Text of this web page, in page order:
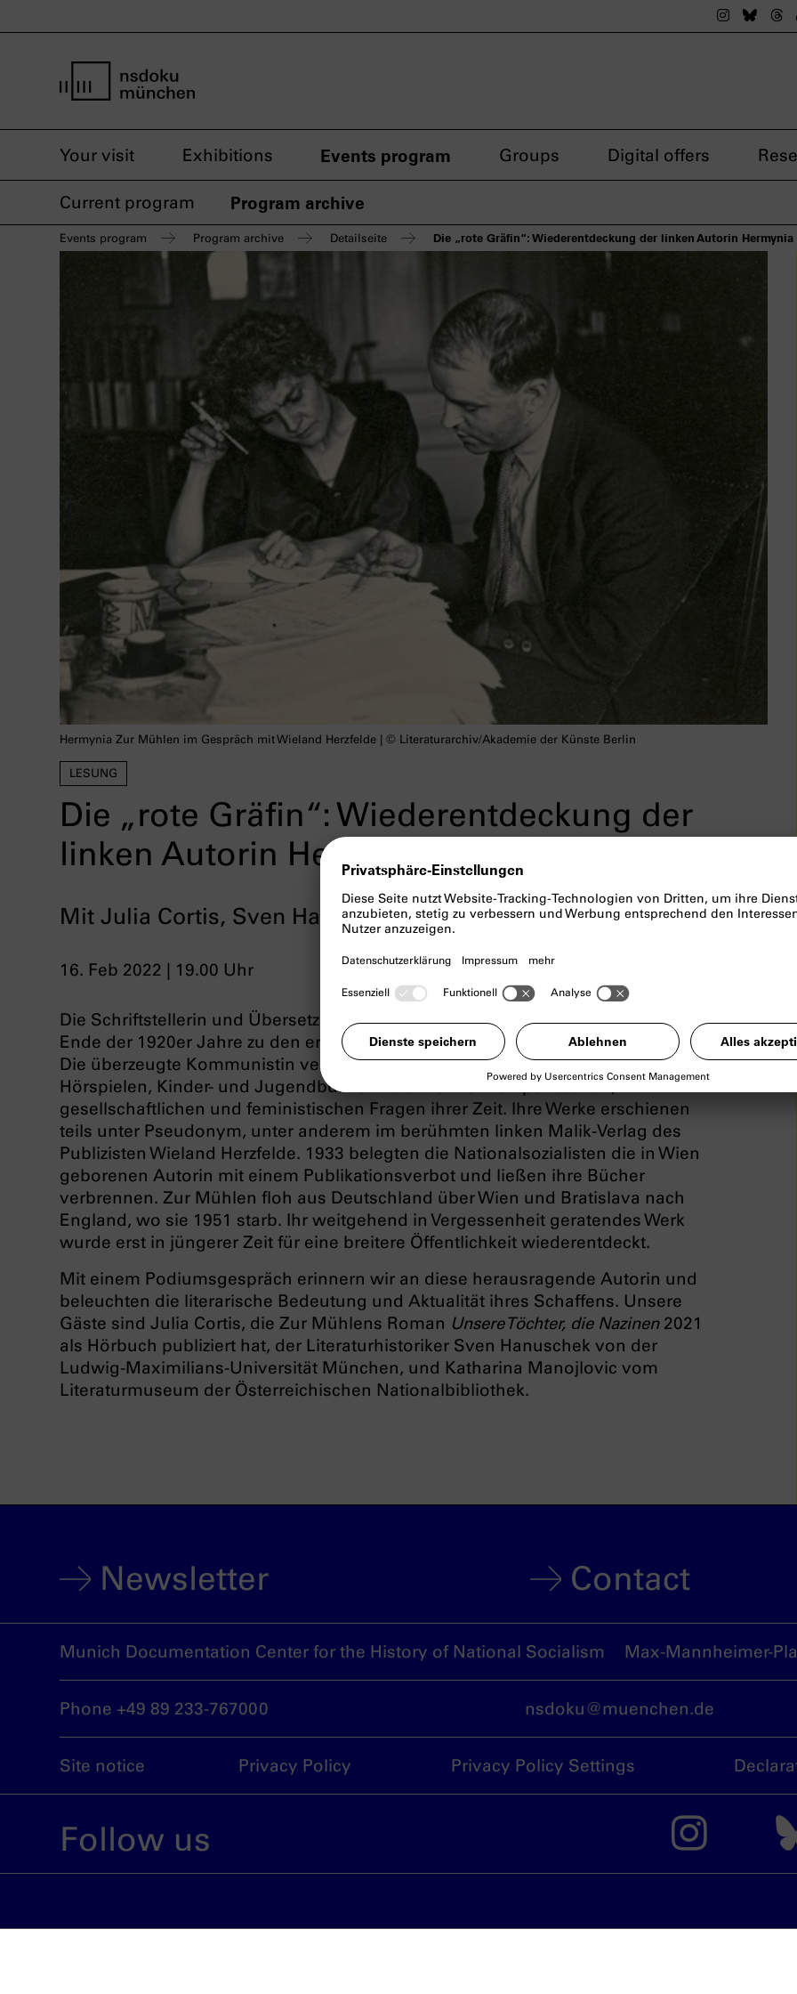
TheThe
Your visit Exhibitions Events program Groups Digital offers
Current program Program archive
Events program Program archive Detailseite Die „rote Gräfin“: Wiederentdeckung der linken Autorin
LESUNG
Die „rote Gräfin“: Wiederentdeckung der
linken Autorin Hermynia zur Mühlen
Mit Julia Cortis, Sven Hanuschek und Katharina Manojlovic
16. Feb 2022 | 19.00 Uhr
Hermynia Zur Mühlen im Gespräch mit Wieland Herzfelde | © Literaturarchiv/Akademie der Künste Berlin
Die Schriftstellerin und Übersetzerin Hermynia Zur Mühlen (1883–1951) gehörte
Ende der 1920er Jahre zu den erfolgreichsten deutschsprachigen Autorinnen.
Die überzeugte Kommunistin verarbeitete in Kurzgeschichten, Romanen,
Hörspielen, Kinder- und Jugendbüchern die brennenden politischen,
gesellschaftlichen und feministischen Fragen ihrer Zeit. Ihre Werke erschienen
teils unter Pseudonym, unter anderem im berühmten linken Malik-Verlag des
Publizisten Wieland Herzfelde. 1933 belegten die Nationalsozialisten die in Wien
geborenen Autorin mit einem Publikationsverbot und ließen ihre Bücher
verbrennen. Zur Mühlen floh aus Deutschland über Wien und Bratislava nach
England, wo sie 1951 starb. Ihr weitgehend in Vergessenheit geratendes Werk
wurde erst in jüngerer Zeit für eine breitere Öffentlichkeit wiederentdeckt.
Mit einem Podiumsgespräch erinnern wir an diese herausragende Autorin und
beleuchten die literarische Bedeutung und Aktualität ihres Schaffens. Unsere
Gäste sind Julia Cortis, die Zur Mühlens Roman Unsere Töchter, die Nazinen2021
als Hörbuch publiziert hat, der Literaturhistoriker Sven Hanuschek von der
Ludwig-Maximilians-Universität München, und Katharina Manojlovic vom
Literaturmuseum der Österreichischen Nationalbibliothek.
Newsletter Contact
Munich Documentation Center for the History of National Socialism Max-Mannheimer-
Phone +49 89 233-767000 nsdoku@muenchen.de
Site notice Privacy Policy Privacy Policy Settings
Follow us The